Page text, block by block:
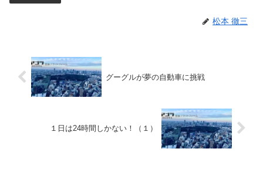
松本 徹三
グーグルが夢の自動車に挑戦
１日は24時間しかない！（１）